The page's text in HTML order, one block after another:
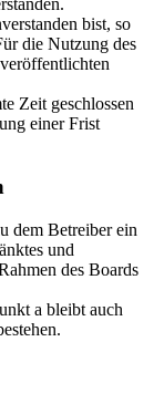
bist, so
die Nutzung des
Zeit geschlossen
einer Frist
dem Betreiber ein
und
des Boards
a bleibt auch